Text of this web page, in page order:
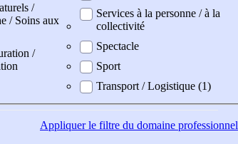
/
/ Soins aux
/
Services à la personne / à la
collectivité
Spectacle
Sport
Transport / Logistique (1)
Appliquerle filtre du domaine professionnel